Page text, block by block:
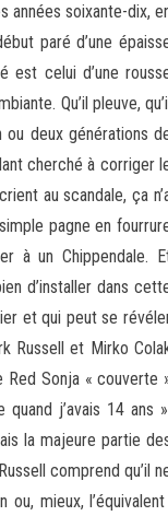
années soixante-dix,
paré d’une
est celui d’une
Qu’il pleuve,
ou deux générations
cherché à corriger
au scandale, ça
pagne en
à un Chippendale.
d’installer dans
et qui peut se
Russell et Mirko
Red Sonja « couverte
j’avais 14 ans
la majeure partie
comprend qu’il
mieux,